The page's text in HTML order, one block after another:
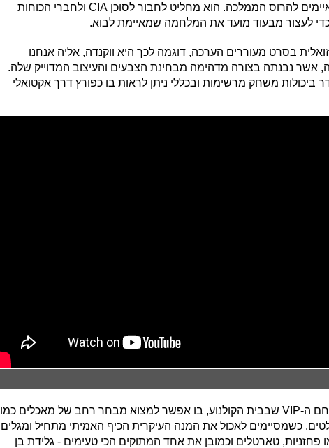
בסיטואציה בה אויביו מאיימים להרוס הממלכה. הוא מחליט לחבור לסוכן CIA ולחברי הכוחות
לעצור מבעוד מועד את המלחמה שמאיימת לבוא.
בסרט מעוררים הערכה, דוגמה לכך היא ווקנדה, אליה אנחנו
אשר נבנתה בצורה מדהימה מבחינת הצבעים והעיצוב המדוייק שלה.
משחק מרשימות ובכללי ניתן לראות בו כפורץ דרך אקטואלי
בין הסרטים עברנו במתחם ה-VIP שבבית הקולנוע, בו אפשר למצוא מבחר רחב של מאכלים כמו
כשמסיימים לאכול את המנה העיקרית הכיף האמיתי מתחיל ומגלים
פחזניות, טארטלים וכמובן את אחד המתוקים הכי טעימים - גלידת בן